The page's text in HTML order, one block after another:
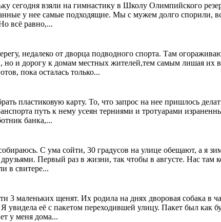
сегодня взяли на гимнастику в Школу Олимпийского
у нее самые подходящие. Мы с мужем долго спорили,
всё равно,...
недалеко от дворца подводного спорта. Там
но и дорогу к домам местных жителей,тем самым лишая их
пока осталась только...
пластиковую карту. То, что запрос на нее пришлось
путь к нему усеян терниями и тротуарами
банка,...
С ума сойти, 30 градусов на улице обещают, а я
друзьями. Первый раз в жизни, так чтобы в августе. Нас
в свитере...
3 маленьких щенят. Их родила на днях дворовая собака в
Я увидела её с пакетом переходившей улицу. Пакет был как
у меня дома...